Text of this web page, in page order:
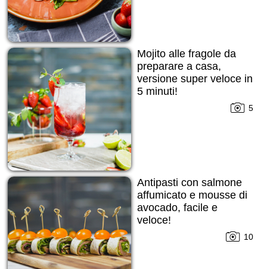
Mojito alle fragole da
preparare a casa,
versione super veloce in
5 minuti!
5
Antipasti con salmone
affumicato e mousse di
avocado, facile e
veloce!
10